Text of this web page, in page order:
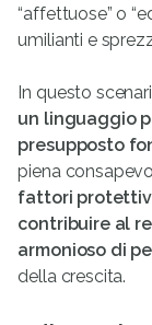
“affettuose” o
umilianti e
In questo
un linguaggio
presupposto
piena
fattori
contribuire al
armonioso di
della crescita.